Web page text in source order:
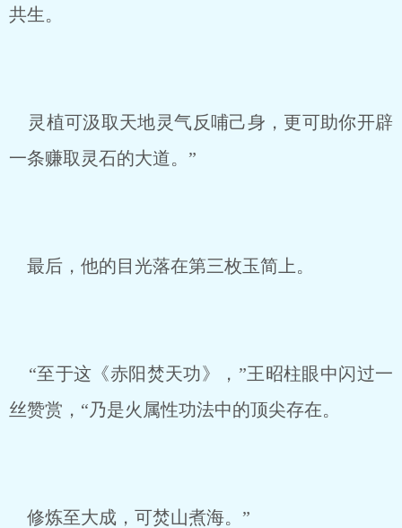
共生。
灵植可汲取天地灵气反哺己身，更可助你开辟
一条赚取灵石的大道。”
最后，他的目光落在第三枚玉简上。
“至于这《赤阳焚天功》，”王昭柱眼中闪过一
丝赞赏，“乃是火属性功法中的顶尖存在。
修炼至大成，可焚山煮海。”